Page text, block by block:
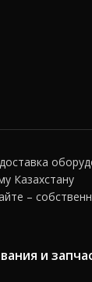
Казахстану
–
и